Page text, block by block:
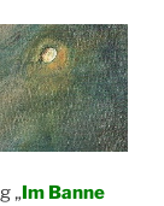
„Im Banne